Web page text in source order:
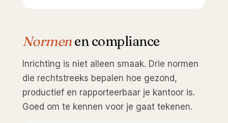
Normenen compliance
Inrichting is niet alleen smaak. Drie normen
die rechtstreeks bepalen hoe gezond,
productief en rapporteerbaar je kantoor is.
Goed om te kennen voor je gaat tekenen.